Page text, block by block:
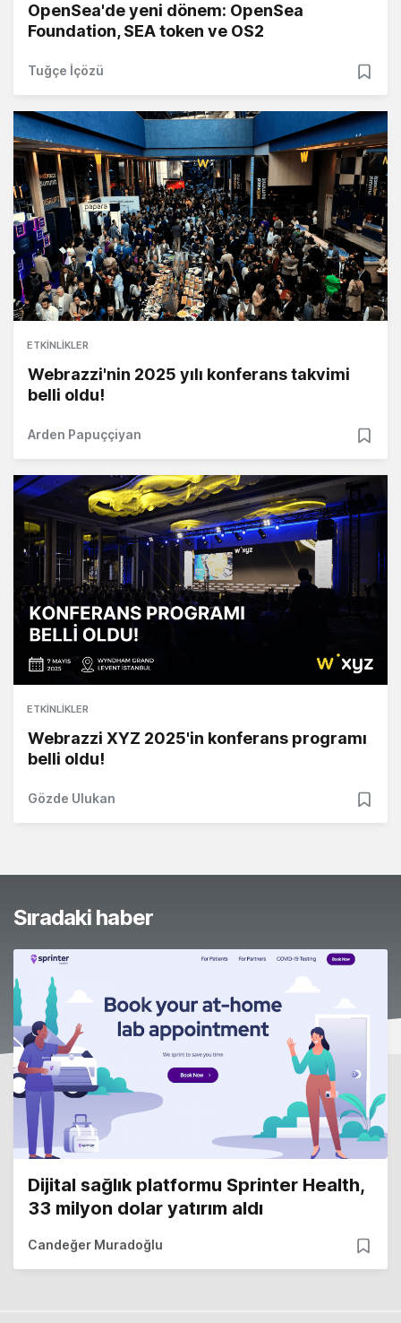
OpenSea'de yeni dönem: OpenSea
Foundation, SEA token ve OS2
Tuğçe İçözü
ETKINLIKLER
Webrazzi'nin 2025 yılı konferans takvimi
belli oldu!
Arden Papuççiyan
ETKINLIKLER
Webrazzi XYZ 2025'in konferans programı
belli oldu!
Gözde Ulukan
Sıradaki haber
Dijital sağlık platformu Sprinter Health,
33 milyon dolar yatırım aldı
Candeğer Muradoğlu